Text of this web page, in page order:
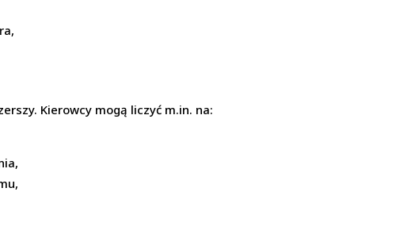
Kierowcy mogą liczyć m.in. na: